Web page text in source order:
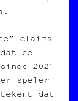
claims
de
2021
speler
dat